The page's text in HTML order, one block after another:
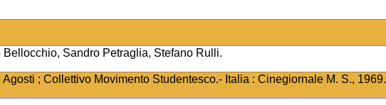
Sandro Petraglia, Stefano Rulli.
; Collettivo Movimento Studentesco.- Italia : Cinegiornale M. S., 1969.